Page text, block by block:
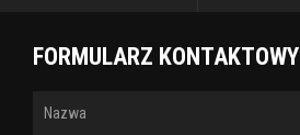
FORMULARZ KONTAKTOWY